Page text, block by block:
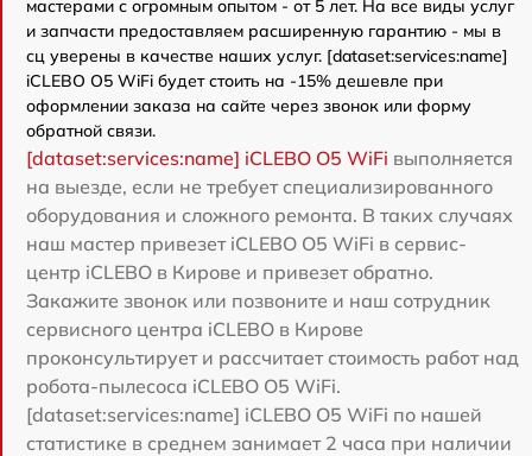
мастерами с огромным опытом - от 5 лет. На все виды услуг
и запчасти предоставляем расширенную гарантию - мы в
сц уверены в качестве наших услуг. [dataset:services:name]
iCLEBO O5 WiFi будет стоить на -15% дешевле при
оформлении заказа на сайте через звонок или форму
обратной связи.
[dataset:services:name] iCLEBO O5 WiFi выполняется
на выезде, если не требует специализированного
оборудования и сложного ремонта. В таких случаях
наш мастер привезет iCLEBO O5 WiFi в сервис-
центр iCLEBO в Кирове и привезет обратно.
Закажите звонок или позвоните и наш сотрудник
сервисного центра iCLEBO в Кирове
проконсультирует и рассчитает стоимость работ над
робота-пылесоса iCLEBO O5 WiFi.
[dataset:services:name] iCLEBO O5 WiFi по нашей
статистике в среднем занимает 2 часа при наличии